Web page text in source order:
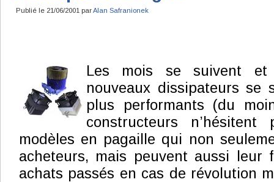
Publié le 21/06/2001 parAlan Safranionek
Les mois se suivent et
nouveaux dissipateurs se
plus performants (du
constructeurs
modèles en pagaille qui non
acheteurs, mais peuvent aussi leur
achats passés en cas de révolution